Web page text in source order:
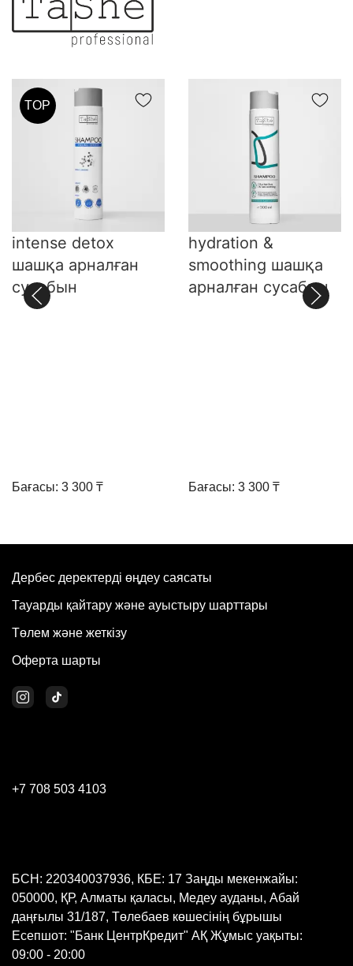
TOP
intense detox
шашқа арналған
сусабын
Бағасы: 3 300 ₸
hydration &
smoothing шашқа
арналған сусабын
Бағасы: 3 300 ₸
Дербес деректерді өңдеу саясаты
Тауарды қайтару және ауыстыру шарттары
Төлем және жеткізу
Оферта шарты
+7 708 503 4103
БСН: 220340037936, КБЕ: 17 Заңды мекенжайы:
050000, ҚР, Алматы қаласы, Медеу ауданы, Абай
даңғылы 31/187, Төлебаев көшесінің бұрышы
Есепшот: "Банк ЦентрКредит" АҚ Жұмыс уақыты:
09:00 - 20:00